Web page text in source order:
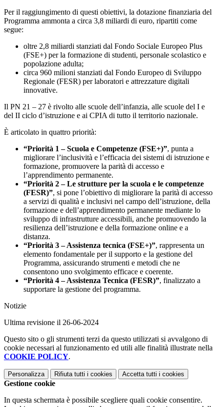
Per il raggiungimento di questi obiettivi, la dotazione finanziaria del
Programma ammonta a circa 3,8 miliardi di euro, ripartiti come
segue:
oltre 2,8 miliardi stanziati dal Fondo Sociale Europeo Plus
(FSE+) per la formazione di studenti, personale scolastico e
popolazione adulta;
circa 960 milioni stanziati dal Fondo Europeo di Sviluppo
Regionale (FESR) per laboratori e attrezzature digitali
innovative.
Il PN 21 – 27 è rivolto alle scuole dell’infanzia, alle scuole del I e
del II ciclo d’istruzione e ai CPIA di tutto il territorio nazionale.
È articolato in quattro priorità:
“Priorità 1 – Scuola e Competenze (FSE+)”, punta a
migliorare l’inclusività e l’efficacia dei sistemi di istruzione e
formazione, promuovere la parità di accesso e
l’apprendimento permanente.
“Priorità 2 – Le strutture per la scuola e le competenze
(FESR)”, si pone l’obiettivo di migliorare la parità di accesso
a servizi di qualità e inclusivi nel campo dell’istruzione, della
formazione e dell’apprendimento permanente mediante lo
sviluppo di infrastrutture accessibili, anche promuovendo la
resilienza dell’istruzione e della formazione online e a
distanza.
“Priorità 3 – Assistenza tecnica (FSE+)”, rappresenta un
elemento fondamentale per il supporto e la gestione del
Programma, assicurando strumenti e metodi che ne
consentono uno svolgimento efficace e coerente.
“Priorità 4 – Assistenza Tecnica (FESR)”, finalizzato a
supportare la gestione del programma.
Notizie
Ultima revisione il 26-06-2024
Questo sito o gli strumenti terzi da questo utilizzati si avvalgono di
cookie necessari al funzionamento ed utili alle finalità illustrate nella
COOKIE POLICY.
Personalizza Rifiuta tutti i cookies Accetta tutti i cookies
Gestione cookie
In questa schermata è possibile scegliere quali cookie consentire.